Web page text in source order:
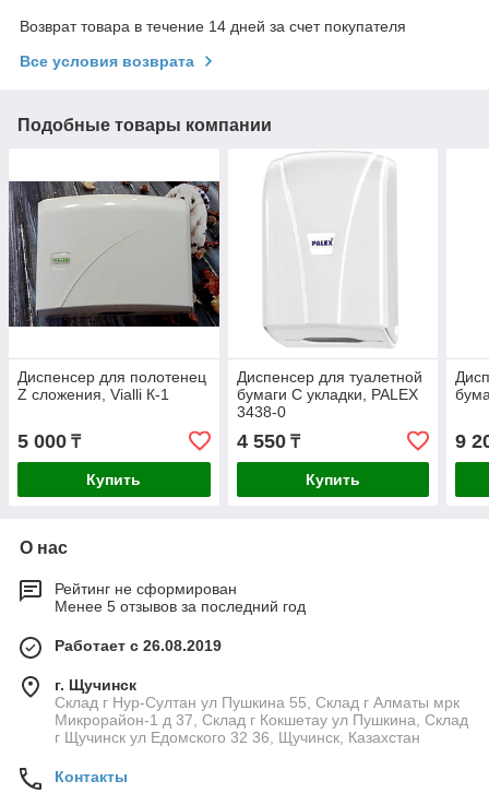
Возврат товара в течение 14 дней за счет покупателя
Все условия возврата
Подобные товары компании
Диспенсер для полотенец
Z сложения, Vialli К-1
5 000 ₸
Купить
Диспенсер для туалетной
бумаги C укладки, PALEX
3438-0
4 550₸
Купить
9
О нас
Рейтинг не сформирован
Менее 5 отзывов за последний год
Работает с 26.08.2019
г. Щучинск
Склад г Нур-Султан ул Пушкина 55, Склад г Алматы мрк
Микрорайон-1 д 37, Склад г Кокшетау ул Пушкина, Склад
г Щучинск ул Едомского 32 36, Щучинск, Казахстан
Контакты